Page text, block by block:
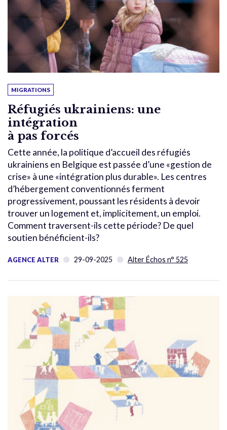
MIGRATIONS
Réfugiés ukrainiens: une
intégration
à pas forcés
Cette année, la politique d’accueil des réfugiés
ukrainiens en Belgique est passée d’une «gestion de
crise» à une «intégration plus durable». Les centres
d’hébergement conventionnés ferment
progressivement, poussant les résidents à devoir
trouver un logement et, implicitement, un emploi.
Comment traversent-ils cette période? De quel
soutien bénéficient-ils?
AGENCE ALTER 29-09-2025 Alter Échos n° 525